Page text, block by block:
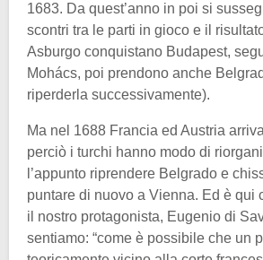
1683. Da quest’anno in poi si
scontri tra le parti in gioco e il
Asburgo conquistano Budapest,
Mohács, poi prendono anche
riperderla successivamente).
Ma nel 1688 Francia ed Austria
perciò i turchi hanno modo di
l’appunto riprendere Belgrado e
puntare di nuovo a Vienna. Ed è qui
il nostro protagonista, Eugenio di
sentiamo: “come è possibile che un